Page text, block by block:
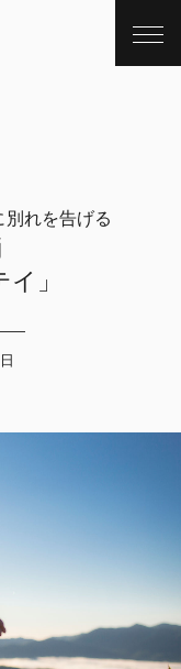
れを告げる
」